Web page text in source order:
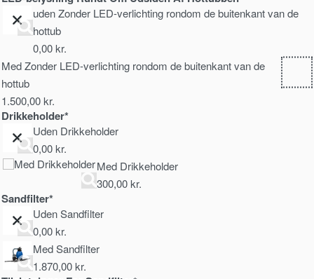
uden Zonder LED-verlichting rondom de buitenkant van de
hottub
0,00kr.
Med Zonder LED-verlichting rondom de buitenkant van de
hottub
1.500,00kr.
Drikkeholder*
Uden Drikkeholder
0,00kr.
Med Drikkeholder
300,00kr.
Sandfilter*
Uden Sandfilter
0,00kr.
Med Sandfilter
1.870,00kr.